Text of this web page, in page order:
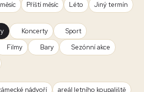
Příští měsíc Léto Jiný termín
Koncerty
Sport
Filmy Bary
Sezónní akce
nádvoří
areál letního koupaliště